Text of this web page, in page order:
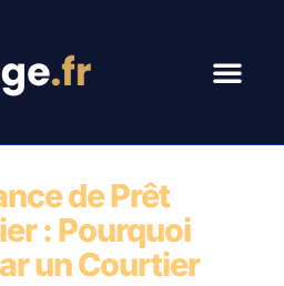
de Prêt
: Pourquoi
un Courtier